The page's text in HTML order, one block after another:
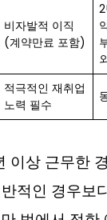
비자발적 이직
(계약만료 포함)
적극적인 재취업
노력 필수
이상 근무한
적인 경우보